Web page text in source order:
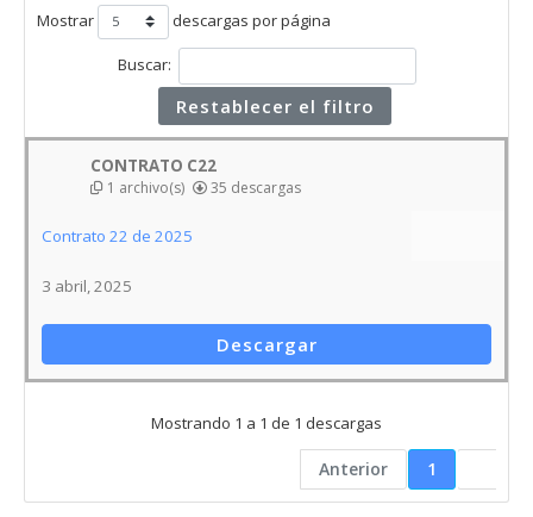
Mostrar descargas por página
Buscar:
Restablecer el filtro
CONTRATO C22
1 archivo(s) 35 descargas
Contrato 22 de 2025
3 abril, 2025
Descargar
Mostrando 1 a 1 de 1 descargas
Anterior 1